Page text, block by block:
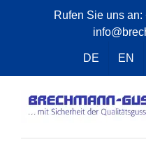
Rufen Sie uns an:
DE EN